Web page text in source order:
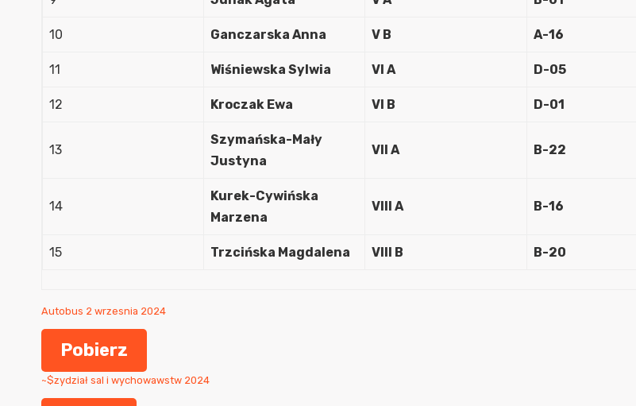
10 Ganczarska Anna V B A-16
11 Wiśniewska Sylwia VI A D-05
12 Kroczak Ewa VI B D-01
13
Szymańska-Mały
Justyna
VII A B-22
14
Kurek-Cywińska
Marzena
VIII A B-16
15 Trzcińska Magdalena VIII B B-20
Autobus 2 wrzesnia 2024
Pobierz
~$zydział sal i wychowawstw 2024